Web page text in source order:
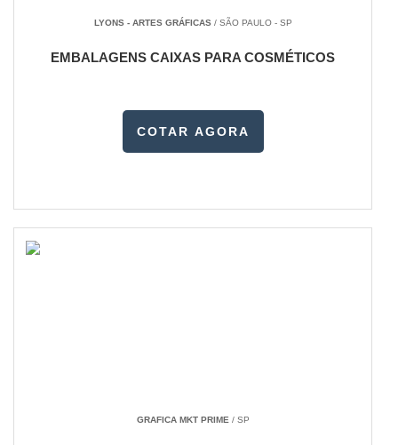
LYONS - ARTES GRÁFICAS/ SÃO PAULO - SP
EMBALAGENS CAIXAS PARA COSMÉTICOS
COTAR AGORA
GRAFICA MKT PRIME/ SP